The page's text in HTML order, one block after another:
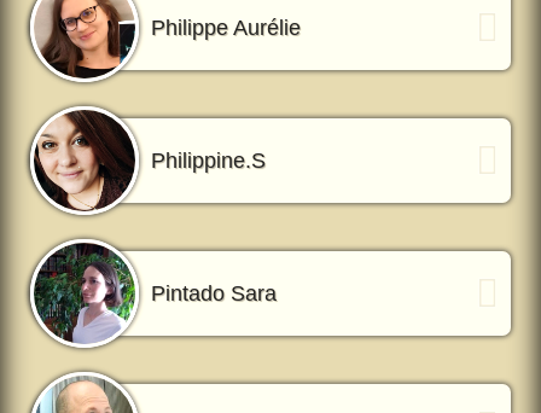
Philippe Aurélie
Philippine.S
Pintado Sara